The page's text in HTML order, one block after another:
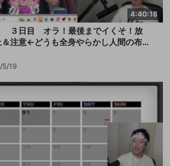
4:40:18
３日目 オラ！最後までイくそ！放
注意←どうも全身やらかし人間の布団
女の子とチチクリ満載！まずは一献い
5/19